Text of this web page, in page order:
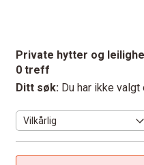
Private hytter og
0 treff
Ditt søk: Du har ikke